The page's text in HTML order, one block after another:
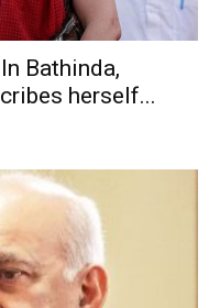
Bathinda,
herself...